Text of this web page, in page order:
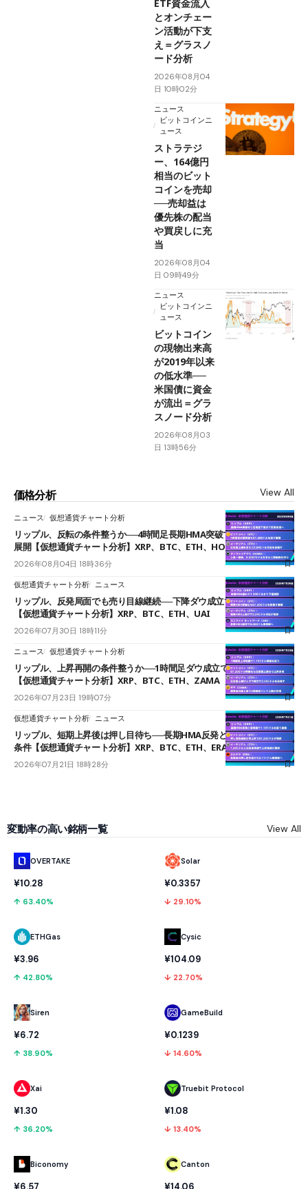
ETF資金流入
とオンチェー
ン活動が下支
え＝グラスノ
ード分析
2026年08月04
日 10時02分
ニュース
ビットコインニ
ュース
ストラテジ
ー、164億円
相当のビット
コインを売却
──売却益は
優先株の配当
や買戻しに充
当
2026年08月04
日 09時49分
ニュース
ビットコインニ
ュース
ビットコイン
の現物出来高
が2019年以来
の低水準──
米国債に資金
が流出＝グラ
スノード分析
2026年08月03
日 13時56分
価格分析 View All
ニュース 仮想通貨チャート分析
リップル、反転の条件整うか──4時間足長期HMA突破で雲下端を目指す
展開【仮想通貨チャート分析】XRP、BTC、ETH、HOME
2026年08月04日 18時36分
仮想通貨チャート分析 ニュース
リップル、反発局面でも売り目線継続──下降ダウ成立で下値追う展開
【仮想通貨チャート分析】XRP、BTC、ETH、UAI
2026年07月30日 18時11分
ニュース 仮想通貨チャート分析
リップル、上昇再開の条件整うか──1時間足ダウ成立で1.185ドルを狙う
【仮想通貨チャート分析】XRP、BTC、ETH、ZAMA
2026年07月23日 19時07分
仮想通貨チャート分析 ニュース
リップル、短期上昇後は押し目待ち──長期HMA反発と雲上抜けが買い
条件【仮想通貨チャート分析】XRP、BTC、ETH、ERA
2026年07月21日 18時28分
変動率の高い銘柄一覧 View All
OVERTAKE
¥10.28
↑ 63.40%
ETHGas
¥3.96
↑ 42.80%
Siren
¥6.72
↑ 38.90%
Xai
¥1.30
↑ 36.20%
Biconomy
Solar
¥0.3357
↓ 29.10%
Cysic
¥104.09
↓ 22.70%
GameBuild
¥0.1239
↓ 14.60%
Truebit Protocol
¥1.08
↓ 13.40%
Canton